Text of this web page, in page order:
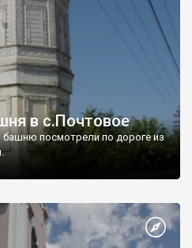
в с.Почтовое
посмотрели по дороге из